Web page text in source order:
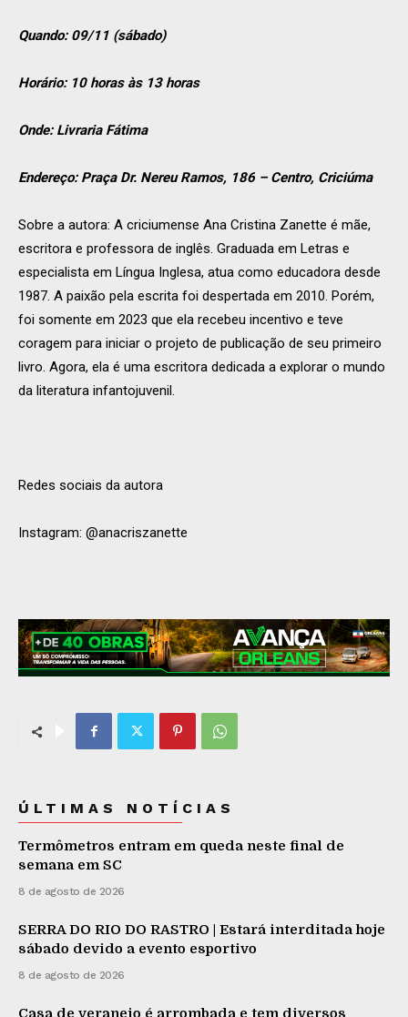
Quando: 09/11 (sábado)
Horário: 10 horas às 13 horas
Onde: Livraria Fátima
Endereço: Praça Dr. Nereu Ramos, 186 – Centro, Criciúma
Sobre a autora: A criciumense Ana Cristina Zanette é mãe,
escritora e professora de inglês. Graduada em Letras e
especialista em Língua Inglesa, atua como educadora desde
1987. A paixão pela escrita foi despertada em 2010. Porém,
foi somente em 2023 que ela recebeu incentivo e teve
coragem para iniciar o projeto de publicação de seu primeiro
livro. Agora, ela é uma escritora dedicada a explorar o mundo
da literatura infantojuvenil.
Redes sociais da autora
Instagram: @anacriszanette
ÚLTIMAS NOTÍCIAS
Termômetros entram em queda neste final de
semana em SC
8 de agosto de 2026
SERRA DO RIO DO RASTRO | Estará interditada hoje
sábado devido a evento esportivo
8 de agosto de 2026
Casa de veraneio é arrombada e tem diversos